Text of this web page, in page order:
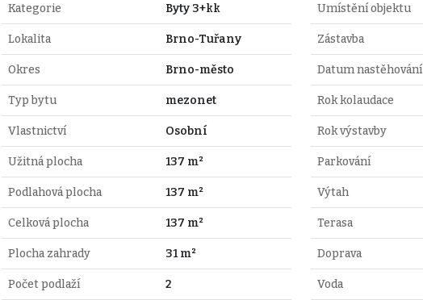
Kategorie Byty 3+kk
Lokalita Brno-Tuřany
Okres Brno-město
Typ bytu mezonet
Vlastnictví Osobní
Užitná plocha 137 m²
Podlahová plocha 137 m²
Celková plocha 137 m²
Plocha zahrady 31 m²
Počet podlaží 2
Umístění objektu
Zástavba
Datum nastěhování
Rok kolaudace
Rok výstavby
Parkování
Výtah
Terasa
Doprava
Voda